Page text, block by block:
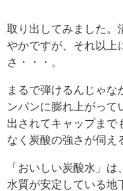
取り出してみました。
やかですが、それ以上
さ・・・。
まるで弾けるんじゃ
ンパンに膨れ上がって
出されてキャップまで
なく炭酸の強さが伺え
「おいしい炭酸水」
水質が安定している地